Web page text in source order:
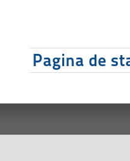
Pagina de